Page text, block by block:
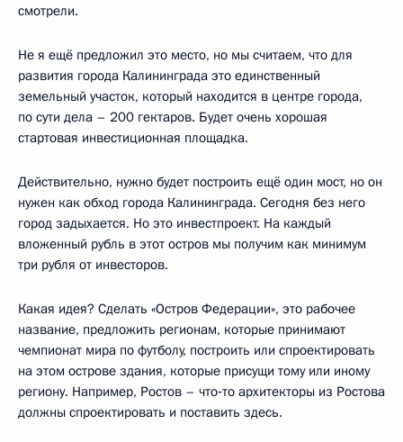
смотрели.
Не я ещё предложил это место, но мы считаем, что для
развития города Калининграда это единственный
земельный участок, который находится в центре города,
по сути дела – 200 гектаров. Будет очень хорошая
стартовая инвестиционная площадка.
Действительно, нужно будет построить ещё один мост, но он
нужен как обход города Калининграда. Сегодня без него
город задыхается. Но это инвестпроект. На каждый
вложенный рубль в этот остров мы получим как минимум
три рубля от инвесторов.
Какая идея? Сделать «Остров Федерации», это рабочее
название, предложить регионам, которые принимают
чемпионат мира по футболу, построить или спроектировать
на этом острове здания, которые присущи тому или иному
региону. Например, Ростов – что‑то архитекторы из Ростова
должны спроектировать и поставить здесь.